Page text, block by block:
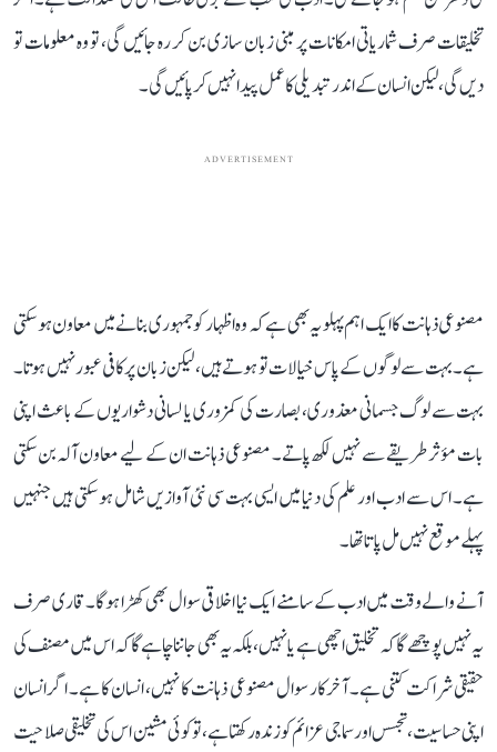
تخلیقات صرف شماریاتی امکانات پر مبنی زبان سازی بن کر رہ جائیں گی، تو وہ معلومات تو
دیں گی، لیکن انسان کے اندر تبدیلی کا عمل پیدا نہیں کر پائیں گی۔
ADVERTISEMENT
مصنوعی ذہانت کا ایک اہم پہلو یہ بھی ہے کہ وہ اظہار کو جمہوری بنانے میں معاون ہو سکتی
ہے۔ بہت سے لوگوں کے پاس خیالات تو ہوتے ہیں، لیکن زبان پر کافی عبور نہیں ہوتا۔
بہت سے لوگ جسمانی معذوری، بصارت کی کمزوری یا لسانی دشواریوں کے باعث اپنی
بات مؤثر طریقے سے نہیں لکھ پاتے۔ مصنوعی ذہانت ان کے لیے معاون آلہ بن سکتی
ہے۔ اس سے ادب اور علم کی دنیا میں ایسی بہت سی نئی آوازیں شامل ہو سکتی ہیں جنہیں
پہلے موقع نہیں مل پاتا تھا۔
آنے والے وقت میں ادب کے سامنے ایک نیا اخلاقی سوال بھی کھڑا ہوگا۔ قاری صرف
یہ نہیں پوچھے گا کہ تخلیق اچھی ہے یا نہیں، بلکہ یہ بھی جاننا چاہے گا کہ اس میں مصنف کی
حقیقی شراکت کتنی ہے۔ آخرکار سوال مصنوعی ذہانت کا نہیں، انسان کا ہے۔ اگر انسان
اپنی حساسیت، تجسس اور سماجی عزائم کو زندہ رکھتا ہے، تو کوئی مشین اس کی تخلیقی صلاحیت